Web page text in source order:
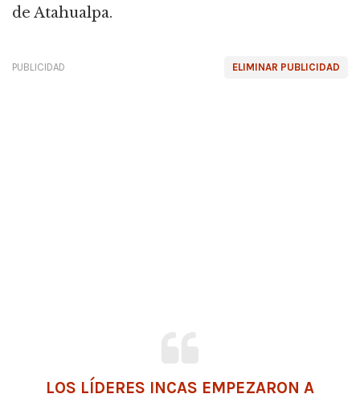
de Atahualpa.
ELIMINAR PUBLICIDAD
PUBLICIDAD
LOS LÍDERES INCAS EMPEZARON A